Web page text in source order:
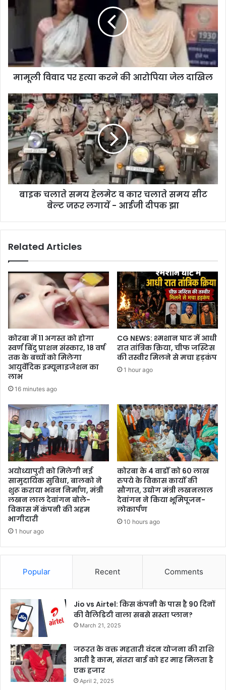
जेल
दाखिल
मामूली विवाद पर हत्या करने की आरोपिया जेल दाखिल
बाइक
चलाते
समय
हेलमेट
व
कार
चलाते
समय
सीट
दीपक
बाइक चलाते समय हेलमेट व कार चलाते समय सीट
बेल्ट जरूर लगायें - आईजी दीपक झा
Related Articles
कोरबा में 11 अगस्त को होगा
स्वर्ण बिंदु प्राशन संस्कार, 18 वर्ष
तक के बच्चों को मिलेगा
आयुर्वेदिक इम्यूनाइजेशन का
लाभ
16 minutes ago
CG NEWS: श्मशान घाट में आधी
रात तांत्रिक क्रिया, चीफ जस्टिस
की तस्वीर मिलने से मचा हड़कंप
1 hour ago
अयोध्यापुरी को मिलेगी नई
सामुदायिक सुविधा, बालको ने
शुरू कराया भवन निर्माण, मंत्री
लखन लाल देवांगन बोले-
विकास में कंपनी की अहम
भागीदारी
1 hour ago
कोरबा के 4 वार्डों को 60 लाख
रुपये के विकास कार्यों की
सौगात, उद्योग मंत्री लखनलाल
देवांगन ने किया भूमिपूजन-
लोकार्पण
10 hours ago
Popular Recent Comments
Jio vs Airtel: किस कंपनी के पास है 90 दिनों
की वैलिडिटी वाला सबसे सस्ता प्लान?
March 21, 2025
जरूरत के वक्त महतारी वंदन योजना की राशि
आती है काम, संतरा बाई को हर माह मिलता है
एक हजार
April 2, 2025